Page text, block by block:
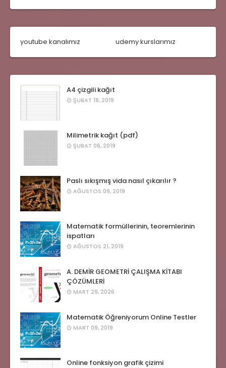
youtube kanalımız udemy kurslarımız
A4 çizgili kağıt
ŞUBAT 18, 2019
Milimetrik kağıt (pdf)
ŞUBAT 06, 2019
Paslı sıkışmış vida nasıl çıkarılır ?
AĞUSTOS 09, 2019
Matematik formüllerinin, teoremlerinin
ispatları
AĞUSTOS 21, 2019
A. DEMİR GEOMETRİ ÇALIŞMA KİTABI
ÇÖZÜMLERİ
MART 29, 2026
Matematik Öğreniyorum Online Testler
MART 09, 2019
Online fonksiyon grafik çizimi